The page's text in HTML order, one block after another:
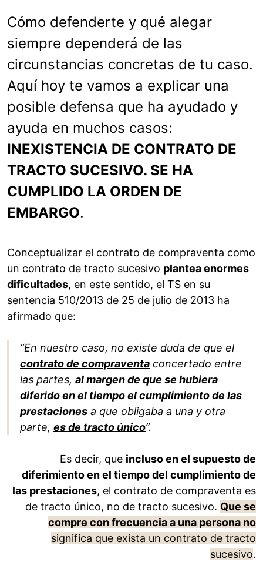
Cómo defenderte y qué alegar
siempre dependerá de las
circunstancias concretas de tu caso.
Aquí hoy te vamos a explicar una
posible defensa que ha ayudado y
ayuda en muchos casos:
INEXISTENCIA DE CONTRATO DE
TRACTO SUCESIVO. SE HA
CUMPLIDO LA ORDEN DE
EMBARGO.
Conceptualizar el contrato de compraventa como
un contrato de tracto sucesivo plantea enormes
dificultades, en este sentido, el TS en su
sentencia 510/2013 de 25 de julio de 2013 ha
afirmado que:
“En nuestro caso, no existe duda de que el
contrato de compraventa concertado entre
las partes, al margen de que se hubiera
diferido en el tiempo el cumplimiento de las
prestaciones a que obligaba a una y otra
parte, es de tracto único”.
Es decir, que incluso en el supuesto de
diferimiento en el tiempo del cumplimiento de
las prestaciones, el contrato de compraventa es
de tracto único, no de tracto sucesivo. Que se
compre con frecuencia a una persona no
significa que exista un contrato de tracto
sucesivo.